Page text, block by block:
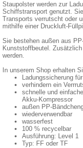
Staupolster werden zur
Schiffstransport genutzt.
Transports verrutscht oder
mithilfe einer Druckluft-
Sie bestehen außen aus
Kunststoffbeutel.
werden.
In unserem Shop erhalten
Ladungssicherung
verhindern ein
schnelle und
Akku-Kompressor
außen PP-
wiederverwendbar
wasserfest
100 % recycelbar
Ausführung: Level 1
Typ: FF oder TF